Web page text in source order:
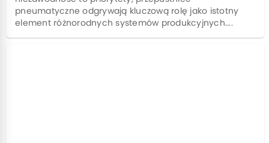
pneumatyczne odgrywają kluczową rolę jako istotny
element różnorodnych systemów produkcyjnych....